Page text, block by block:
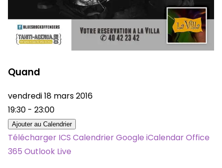
Quand
vendredi 18 mars 2016
19:30 - 23:00
Ajouter au Calendrier
Télécharger ICS Calendrier Google iCalendarOffice
365 Outlook Live